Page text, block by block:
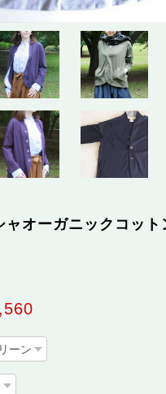
ャオーガニックコッ